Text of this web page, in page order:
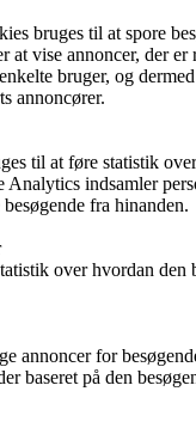
bruges til at spore
at vise annoncer, der er
bruger, og
annoncører.
til at føre statistik
Analytics indsamler
fra hinanden.
over hvordan den
annoncer for
baseret på den